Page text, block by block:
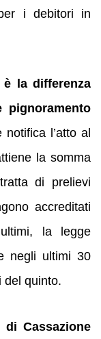
i debitori in
la differenza
pignoramento
l’atto al
la somma
di prelievi
accreditati
la legge
negli ultimi 30
del quinto.
Cassazione